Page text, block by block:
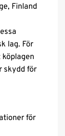
Finland
lag. För
skydd för
för